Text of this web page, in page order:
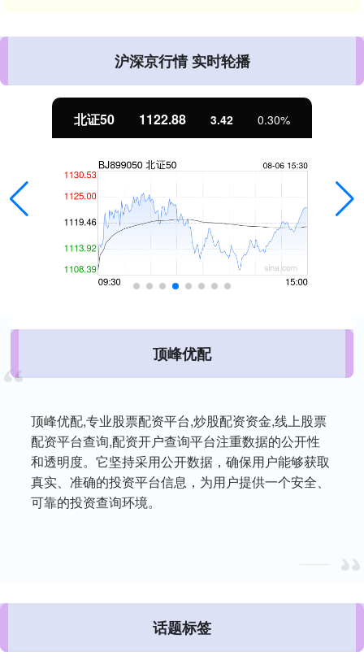
沪深京行情 实时轮播
北证50 1122.88 3.42 0.30%
顶峰优配
顶峰优配,专业股票配资平台,炒股配资资金,线上股票
配资平台查询,配资开户查询平台注重数据的公开性
和透明度。它坚持采用公开数据，确保用户能够获取
真实、准确的投资平台信息，为用户提供一个安全、
可靠的投资查询环境。
话题标签